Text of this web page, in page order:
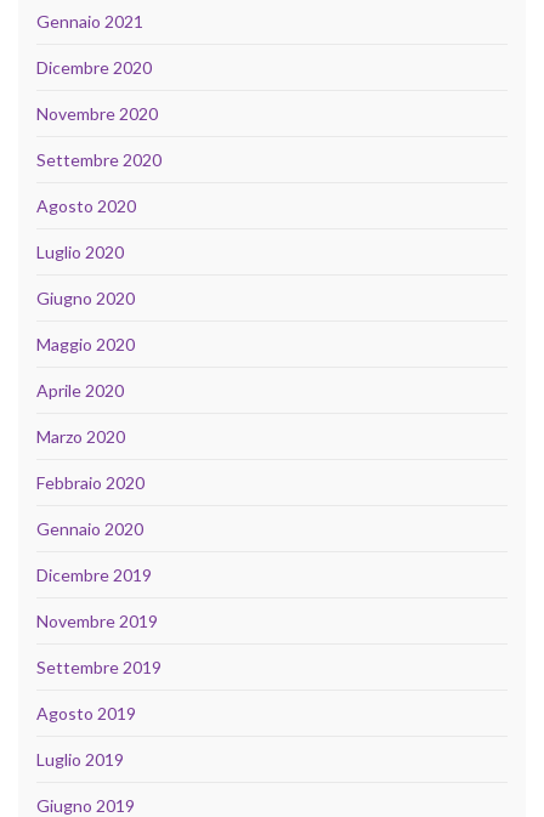
Gennaio 2021
Dicembre 2020
Novembre 2020
Settembre 2020
Agosto 2020
Luglio 2020
Giugno 2020
Maggio 2020
Aprile 2020
Marzo 2020
Febbraio 2020
Gennaio 2020
Dicembre 2019
Novembre 2019
Settembre 2019
Agosto 2019
Luglio 2019
Giugno 2019